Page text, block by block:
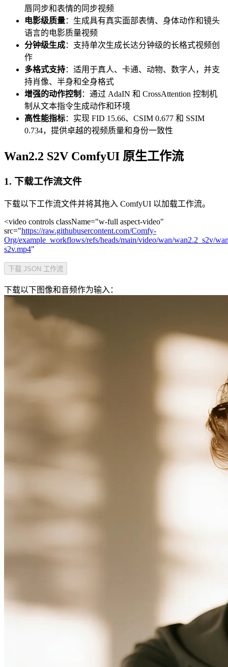
唇同步和表情的同步视频
电影级质量：生成具有真实面部表情、身体动作和镜头
语言的电影质量视频
分钟级生成：支持单次生成长达分钟级的长格式视频创
作
多格式支持：适用于真人、卡通、动物、数字人，并支
持肖像、半身和全身格式
增强的动作控制 ：通过 AdaIN 和 CrossAttention 控制机
制从文本指令生成动作和环境
高性能指标：实现 FID 15.66、CSIM 0.677 和 SSIM
0.734，提供卓越的视频质量和身份一致性
Wan2.2 S2V ComfyUI 原生工作流
1. 下载工作流文件
下载以下工作流文件并将其拖入 ComfyUI 以加载工作流。
<video controls className="w-full aspect-video"
src="https://raw.githubusercontent.com/Comfy-
Org/example_workflows/refs/heads/main/video/wan/wan2.2_s2v/
s2v.mp4"
下载 JSON 工作流
下载以下图像和音频作为输入：